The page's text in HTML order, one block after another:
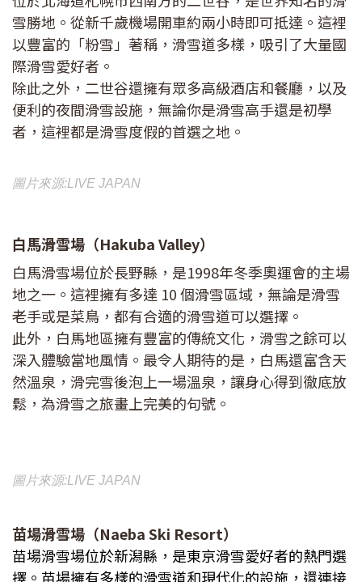
雪勝地。從新千歲機場開車約兩小時即可抵達。這裡
以豐富的「粉雪」著稱，滑雪道多樣，吸引了大量國
際滑雪愛好者。
除此之外，二世谷還擁有眾多高級酒店和餐廳，以及
便利的夜間滑雪設施，無論你是滑雪高手還是初學
者，這裡都是滑雪度假的首選之地。
圖片來源:LIVE JAPAN
白馬滑雪場（Hakuba Valley）
白馬滑雪場位於長野縣，是1998年冬季奧運會的主場
地之一。這裡擁有多達 10 個滑雪區域，無論是滑雪
老手或是菜鳥，都有合適的滑雪道可以選擇。
此外，白馬地區擁有豐富的傳統文化，滑雪之餘可以
深入體驗當地風情。最令人期待的是，白馬還富含天
然溫泉，滑完雪後泡上一場溫泉，讓身心得到徹底放
鬆，為滑雪之旅畫上完美的句號。
圖片來源:LIVE JAPAN
苗場滑雪場（Naeba Ski Resort）
苗場滑雪場位於新潟縣，是東京滑雪愛好者的熱門選
擇。苗場擁有多樣的滑雪道和現代化的設施，還連接